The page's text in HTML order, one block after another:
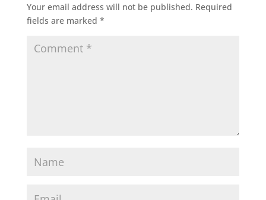
Your email address will not be published. Required
fields are marked *